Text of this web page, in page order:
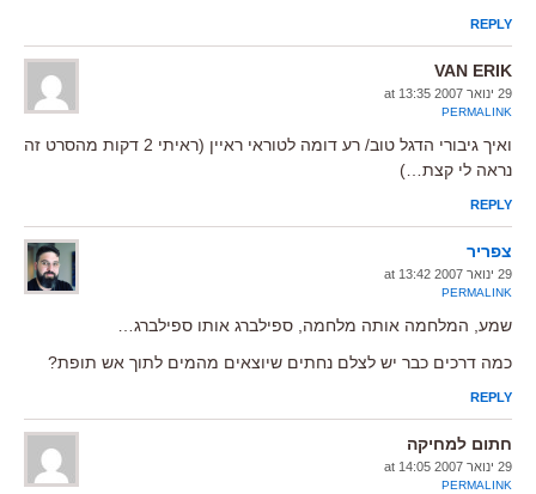
REPLY
VAN ERIK
29 ינואר 2007 at 13:35
PERMALINK
ואיך גיבורי הדגל טוב/ רע דומה לטוראי ראיין (ראיתי 2 דקות מהסרט זה
נראה לי קצת…)
REPLY
צפריר
29 ינואר 2007 at 13:42
PERMALINK
שמע, המלחמה אותה מלחמה, ספילברג אותו ספילברג…
כמה דרכים כבר יש לצלם נחתים שיוצאים מהמים לתוך אש תופת?
REPLY
חתום למחיקה
29 ינואר 2007 at 14:05
PERMALINK